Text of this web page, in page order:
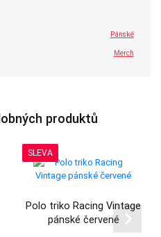
Pánské
Merch
produktů
SLEVA
Polo triko Racing Vintage
pánské červené